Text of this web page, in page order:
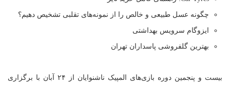
چگونه عسل طبیعی و خالص را از نمونه‌های تقلبی تشخیص دهیم؟
ایزوگام سرویس بهداشتی
بهترین گلفروشی پاسداران تهران
بیست و پنجمین دوره بازی‌های المپیک ناشنوایان از ۲۴ آبان با برگزاری